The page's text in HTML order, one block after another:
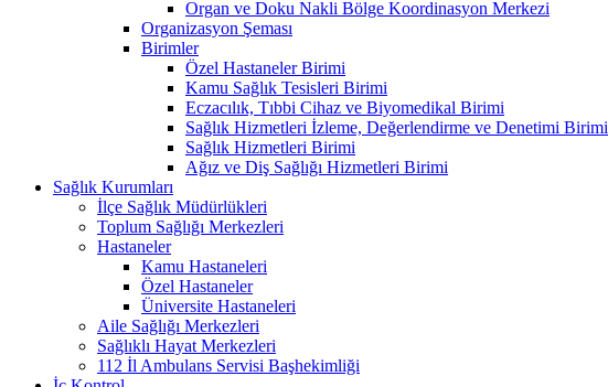
Organ ve Doku Nakli Bölge Koordinasyon Merkezi
Organizasyon Şeması
Birimler
Özel Hastaneler Birimi
Kamu Sağlık Tesisleri Birimi
Eczacılık, Tıbbi Cihaz ve Biyomedikal Birimi
Sağlık Hizmetleri İzleme, Değerlendirme ve Denetimi Birimi
Sağlık Hizmetleri Birimi
Ağız ve Diş Sağlığı Hizmetleri Birimi
Sağlık Kurumları
İlçe Sağlık Müdürlükleri
Toplum Sağlığı Merkezleri
Hastaneler
Kamu Hastaneleri
Özel Hastaneler
Üniversite Hastaneleri
Aile Sağlığı Merkezleri
Sağlıklı Hayat Merkezleri
112 İl Ambulans Servisi Başhekimliği